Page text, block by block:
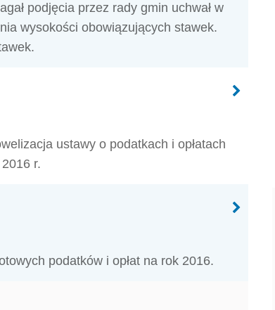
podjęcia przez rady gmin uchwał w
wysokości obowiązujących stawek.
ustawy o podatkach i opłatach
r.
podatków i opłat na rok 2016.